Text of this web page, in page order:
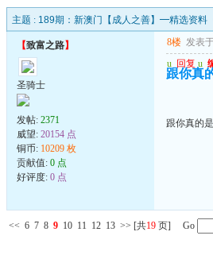
主题 : 189期：新澳门【成人之善】━精选资料
【致富之路】
圣骑士
发帖: 2371
威望: 20154 点
铜币: 10209 枚
贡献值: 0 点
好评度: 0 点
8楼 发表
u 回复 u
跟你真
跟你真的
<< 6 7 8 9 10 11 12 13 >> [共19 页] Go